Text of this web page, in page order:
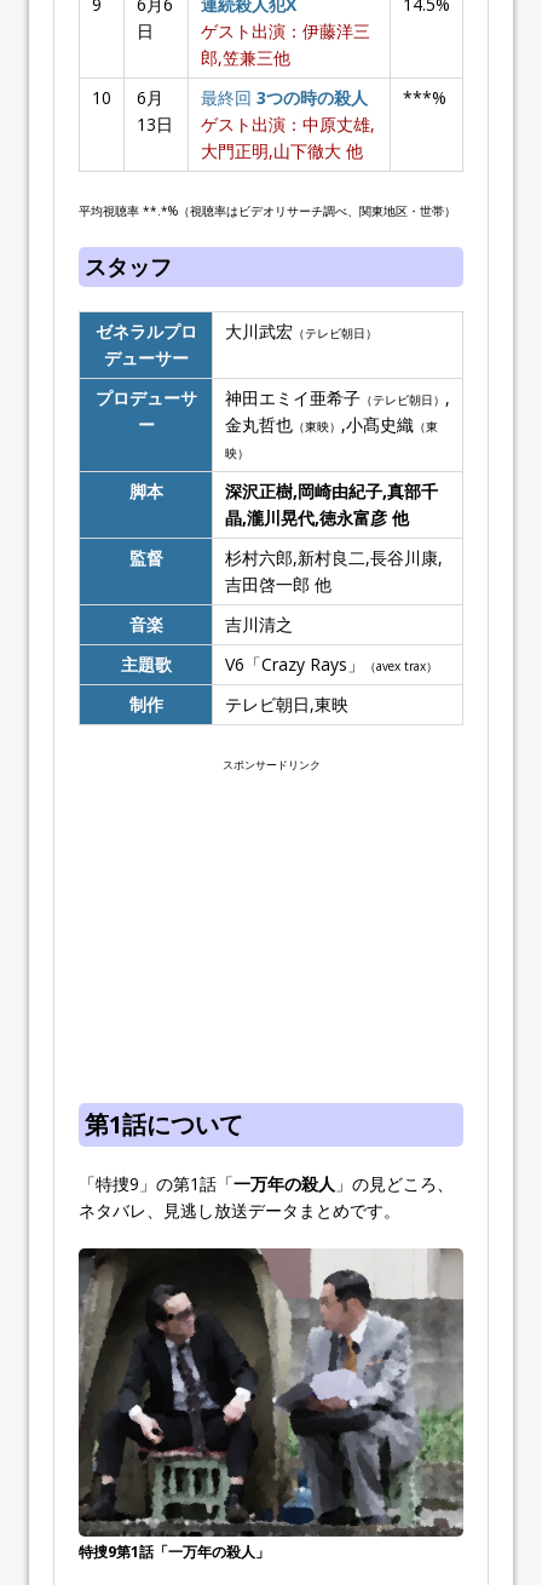
日
ゲスト出演：伊藤洋三
郎,笠兼三他
10
6月
13日
最終回 3つの時の殺人
ゲスト出演：中原丈雄,
大門正明,山下徹大 他
***%
平均視聴率 **.*%（視聴率はビデオリサーチ調べ、関東地区・世帯）
スタッフ
ゼネラルプロ
デューサー
大川武宏 （テレビ朝日）
プロデューサ
ー
神田エミイ亜希子 （テレビ朝日） ,
金丸哲也 （東映） ,小髙史織 （東
映）
脚本
深沢正樹,岡崎由紀子,真部千
晶,瀧川晃代,徳永富彦 他
監督
杉村六郎,新村良二,長谷川康,
吉田啓一郎 他
音楽
吉川清之
主題歌
V6「Crazy Rays」 （avex trax）
制作 テレビ朝日,東映
スポンサードリンク
第1話について
「特捜9」の第1話「一万年の殺人 」の見どころ、
ネタバレ、見逃し放送データまとめです。
特捜9第1話「一万年の殺人」